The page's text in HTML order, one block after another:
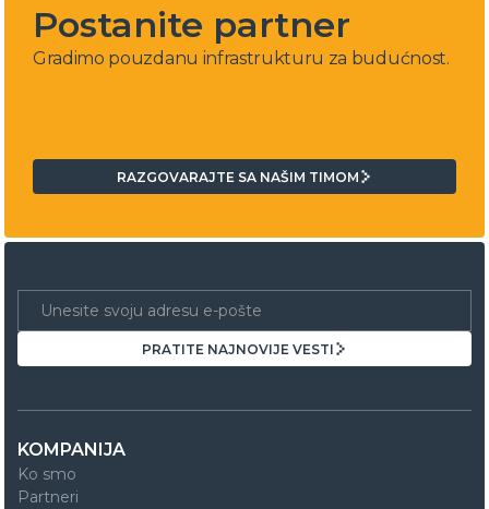
Postanite partner
Gradimo pouzdanu infrastrukturu za budućnost.
RAZGOVARAJTE SA NAŠIM TIMOM
RAZGOVARAJTE SA NAŠIM TIMOM
PRATITE NAJNOVIJE VESTI
PRATITE NAJNOVIJE VESTI
KOMPANIJA
Ko smo
Partneri